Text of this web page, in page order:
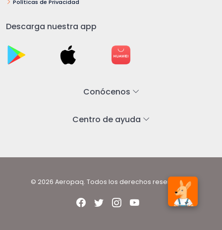
Políticas de Privacidad
Descarga nuestra app
Conócenos
Centro de ayuda
© 2026 Aeropaq. Todos los derechos reservados.